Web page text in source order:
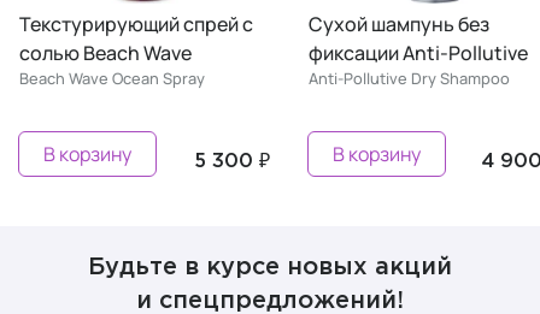
Сухой шампунь без
фиксации Anti-Pollutive
Anti-Pollutive Dry Shampoo
4 900 ₽
В корзину
Освежающий
восстанавливающий
спрей Root Lifter
4
В корзину
Будьте в курсе новых акций
и спецпредложений!